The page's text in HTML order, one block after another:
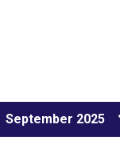
September 2025